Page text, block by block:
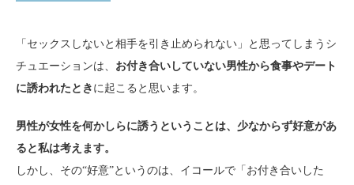
「セックスしないと相手を引き止められない」と思ってしまうシ
チュエーションは、 お付き合いしていない男性から食事やデート
に誘われたとき に起こると思います。
男性が女性を何かしらに誘うということは、少なからず好意があ
ると私は考えます。
しかし、その“好意”というのは、イコールで「お付き合いした